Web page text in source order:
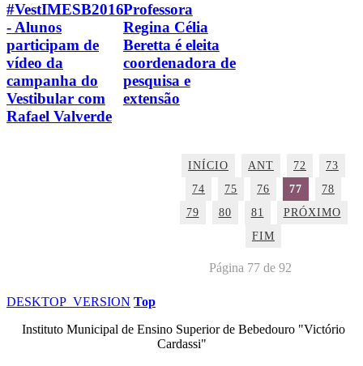
#VestIMESB2016
- Alunos
participam de
vídeo da
campanha do
Vestibular com
Rafael Valverde
Professora
Regina Célia
Beretta é eleita
coordenadora de
pesquisa e
extensão
INÍCIO ANT 72
73
74
75 76 77
78
79
80 81
PRÓXIMO
FIM
Página 77 de 92
DESKTOP_VERSION Top
Instituto Municipal de Ensino Superior de Bebedouro "Victório
Cardassi"